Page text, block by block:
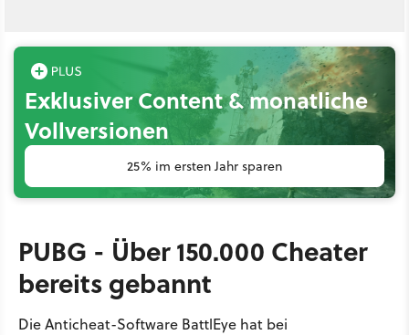
Exklusiver Content & monatliche
Vollversionen
25% im ersten Jahr sparen
PUBG - Über 150.000 Cheater
bereits gebannt
Die Anticheat-Software BattlEye hat bei